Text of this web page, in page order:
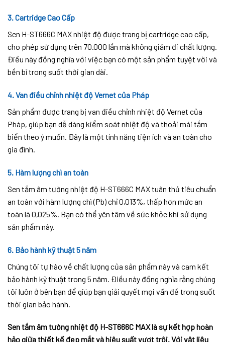
3. Cartridge Cao Cấp
Sen H-ST666C MAX nhiệt độ được trang bị cartridge cao cấp,
cho phép sử dụng trên 70.000 lần mà không giảm đi chất lượng.
Điều này đồng nghĩa với việc bạn có một sản phẩm tuyệt vời và
bền bỉ trong suốt thời gian dài.
4. Van điều chỉnh nhiệt độ Vernet của Pháp
Sản phẩm được trang bị van điều chỉnh nhiệt độ Vernet của
Pháp, giúp bạn dễ dàng kiểm soát nhiệt độ và thoải mái tắm
biển theo ý muốn. Đây là một tính năng tiện ích và an toàn cho
gia đình.
5. Hàm lượng chì an toàn
Sen tắm âm tường nhiệt độ H-ST666C MAX tuân thủ tiêu chuẩn
an toàn với hàm lượng chì (Pb) chỉ 0,013%, thấp hơn mức an
toàn là 0,025%. Bạn có thể yên tâm về sức khỏe khi sử dụng
sản phẩm này.
6. Bảo hành kỹ thuật 5 năm
Chúng tôi tự hào về chất lượng của sản phẩm này và cam kết
bảo hành kỹ thuật trong 5 năm. Điều này đồng nghĩa rằng chúng
tôi luôn ở bên bạn để giúp bạn giải quyết mọi vấn đề trong suốt
thời gian bảo hành.
Sen tắm âm tường nhiệt độ H-ST666C MAX là sự kết hợp hoàn
hảo giữa thiết kế đẹp mắt và hiệu suất vượt trội. Với vật liệu